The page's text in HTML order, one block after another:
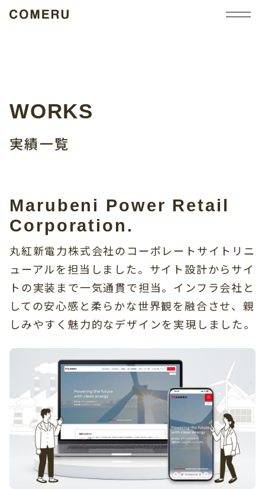
WORKS
実績一覧
Marubeni Power Retail
Corporation.
丸紅新電力株式会社のコーポレートサイトリニ
ューアルを担当しました。サイト設計からサイ
トの実装まで一気通貫で担当。インフラ会社と
しての安心感と柔らかな世界観を融合させ、親
しみやすく魅力的なデザインを実現しました。